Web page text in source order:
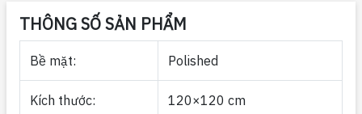
THÔNG SỐ SẢN PHẨM
Bề mặt: Polished
Kích thước: 120×120 cm